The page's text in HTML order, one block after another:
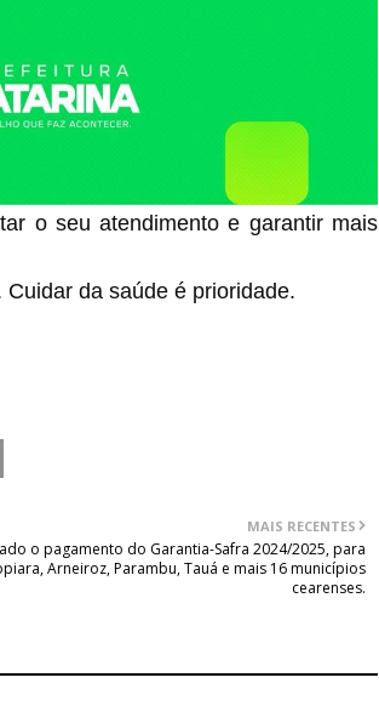
o seu atendimento e garantir mais
da saúde é prioridade.
MAIS RECENTES
o pagamento do Garantia-Safra 2024/2025, para
Arneiroz, Parambu, Tauá e mais 16 municípios
cearenses.